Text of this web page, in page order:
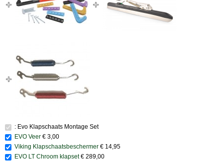
: Evo Klapschaats Montage Set
EVO Veer € 3,00
Viking Klapschaatsbeschermer € 14,95
EVO LT Chroom klapset € 289,00